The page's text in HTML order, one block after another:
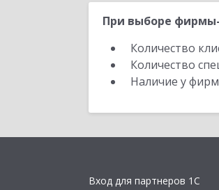
При выборе
Количество
Количество
Наличие у
Вход для партнеров 1С